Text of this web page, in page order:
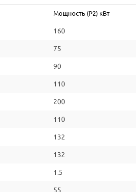
Мощность (P2) кВт
160
75
90
110
200
110
132
132
1.5
55